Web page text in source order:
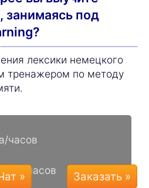
музыку = 11,6
5,6 часа/часов
музыки =
11,1 часа/часов
музыки = 51,7
»